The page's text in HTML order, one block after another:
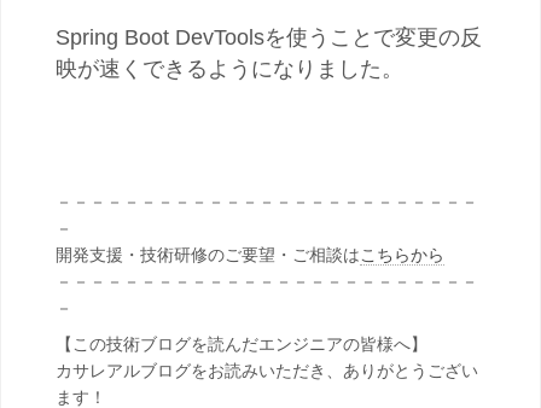
Spring Boot DevToolsを使うことで変更の反
映が速くできるようになりました。
－－－－－－－－－－－－－－－－－－－－－－－－－
－
開発支援・技術研修のご要望・ご相談はこちらから
－－－－－－－－－－－－－－－－－－－－－－－－－
－
【この技術ブログを読んだエンジニアの皆様へ】
カサレアルブログをお読みいただき、ありがとうござい
ます！